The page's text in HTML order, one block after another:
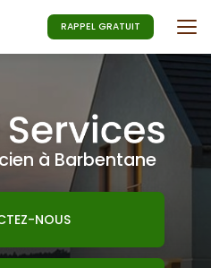
RAPPEL GRATUIT
à Barbentane
NOUS